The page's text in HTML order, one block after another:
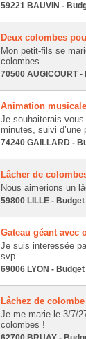
59221 BAUVIN -
Deux colombes
Mon petit-fils se
colombes
70500 AUGICOURT
Animation
Je souhaiterais vous
minutes, suivi
74240 GAILLARD -
Lâcher de
Nous aimerions un
59800 LILLE -
Gateau géant avec
Je suis interessée
svp
69006 LYON -
Lâchez de colombe
Je me marie le 3/7/
colombes !